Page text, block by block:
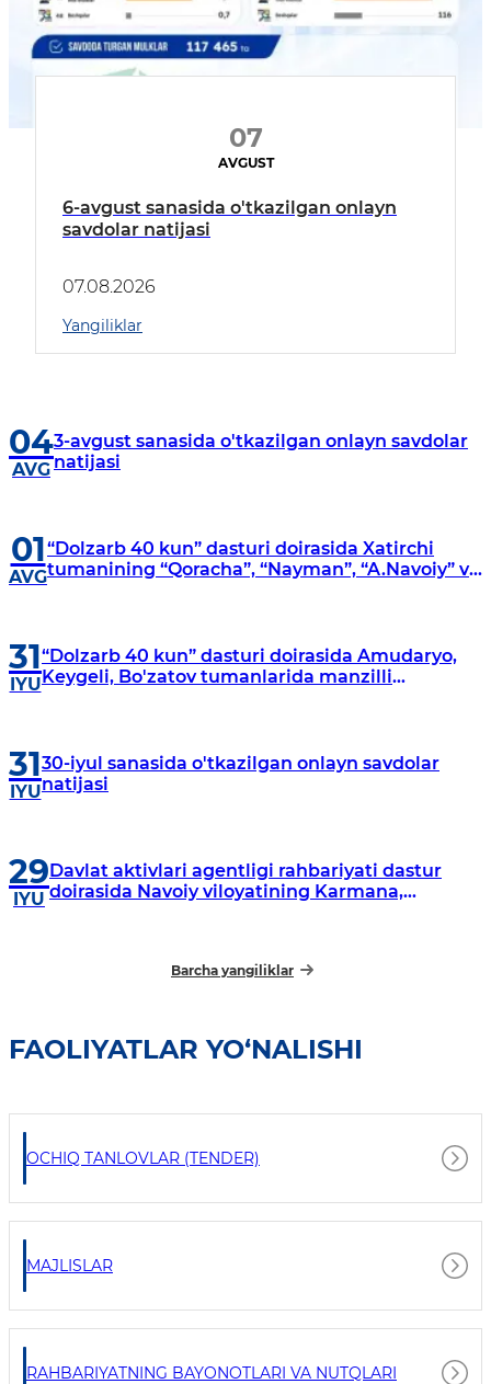
07
AVGUST
6-avgust sanasida o'tkazilgan onlayn
savdolar natijasi
07.08.2026
Yangiliklar
04
AVG
3-avgust sanasida o'tkazilgan onlayn savdolar
natijasi
01
AVG
“Dolzarb 40 kun” dasturi doirasida Xatirchi
tumanining “Qoracha”, “Nayman”, “A.Navoiy” va
31
IYU
“Dolzarb 40 kun” dasturi doirasida Amudaryo,
Keygeli, Bo'zatov tumanlarida manzilli
31
IYU
30-iyul sanasida o'tkazilgan onlayn savdolar
natijasi
29
IYU
Davlat aktivlari agentligi rahbariyati dastur
doirasida Navoiy viloyatining Karmana,
Barcha yangiliklar
FAOLIYATLAR YO‘NALISHI
OCHIQ TANLOVLAR (TENDER)
MAJLISLAR
RAHBARIYATNING BAYONOTLARI VA NUTQLARI